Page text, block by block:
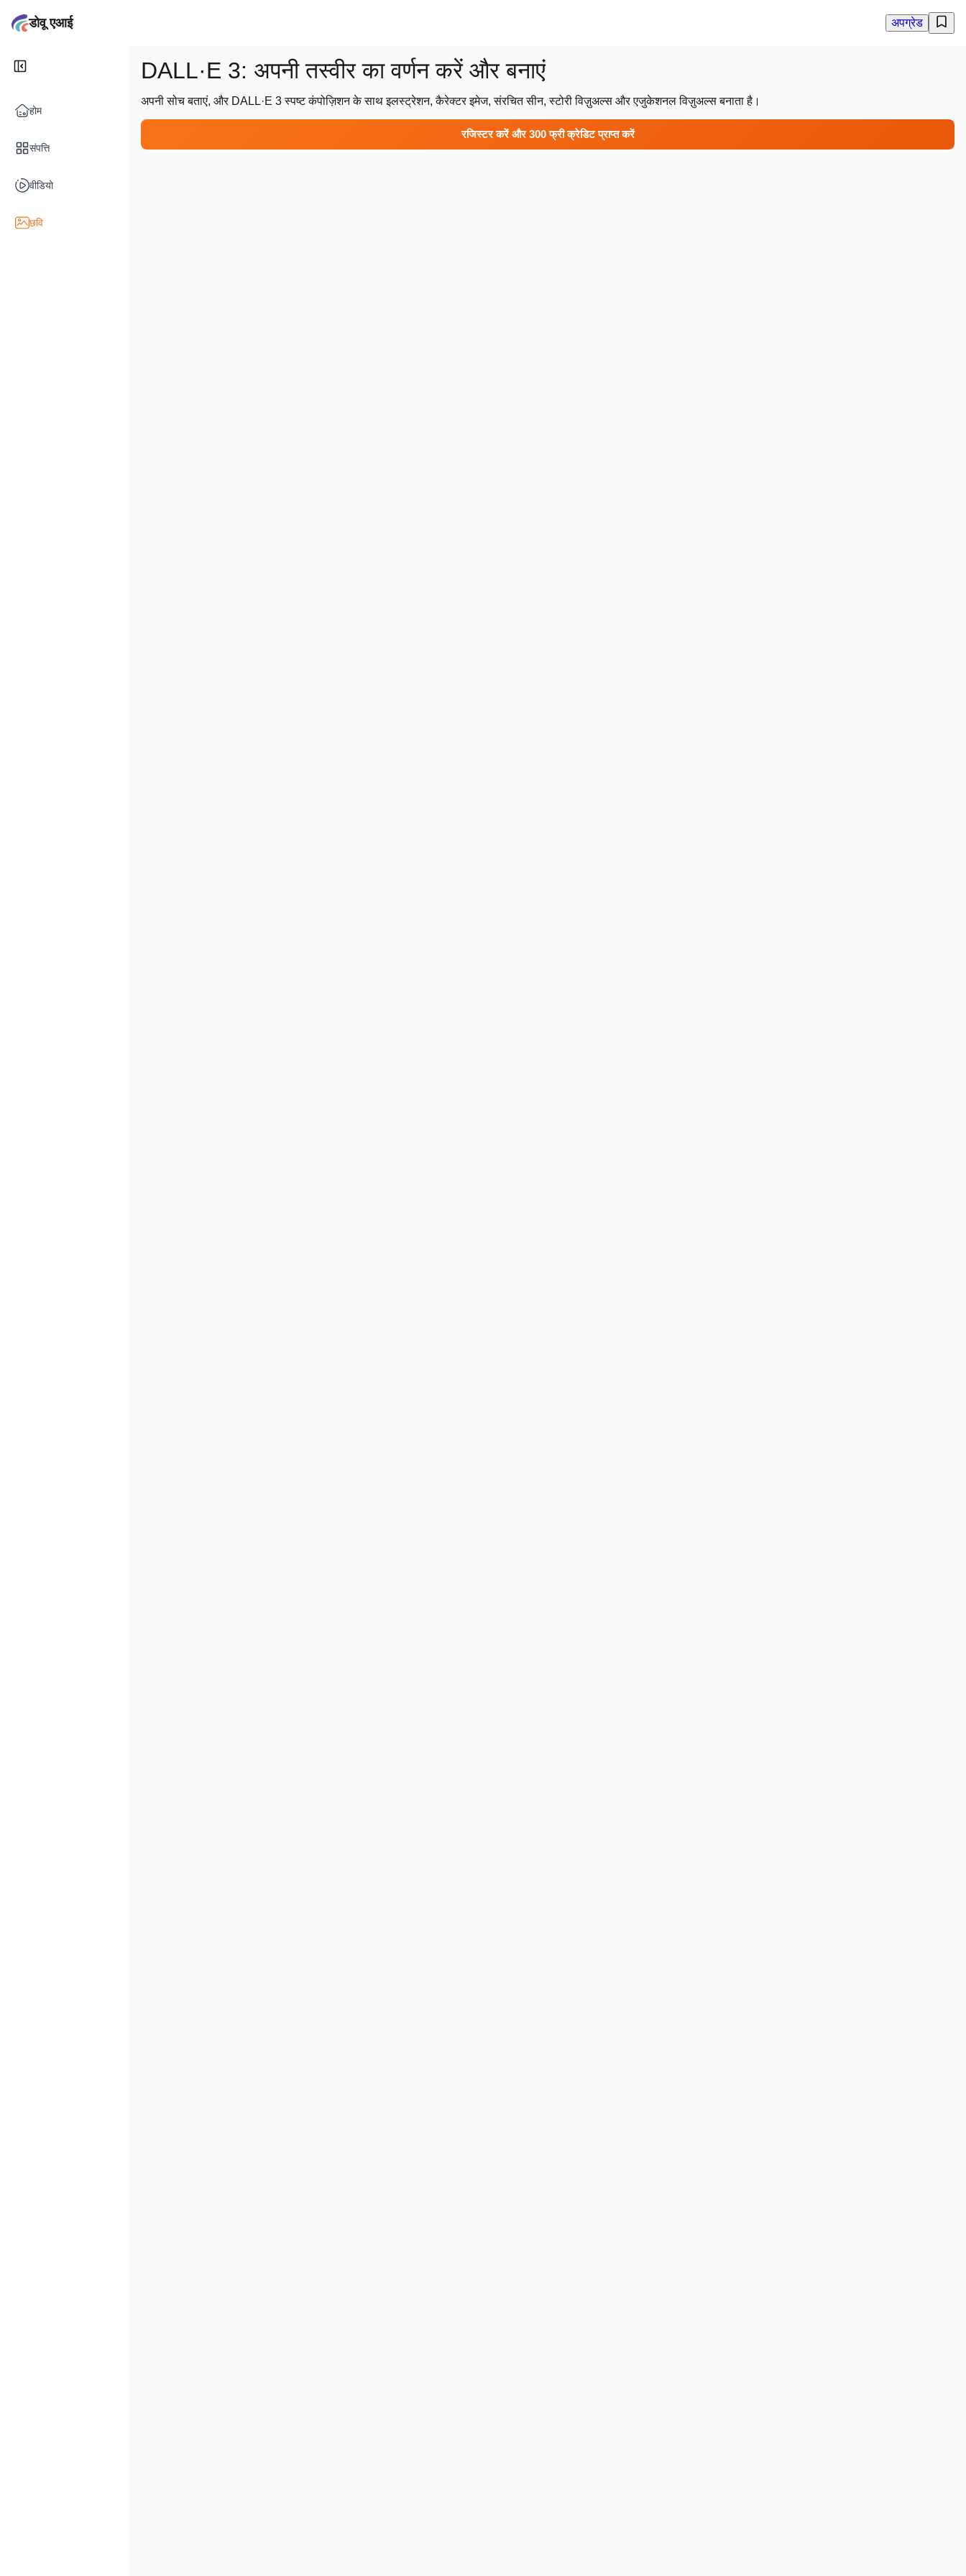
डोवू एआई अपग्रेड
होम
संपत्ति
वीडियो
छवि
DALL·E 3: अपनी तस्वीर का वर्णन करें और बनाएं
अपनी सोच बताएं, और DALL·E 3 स्पष्ट कंपोज़िशन के साथ इलस्ट्रेशन, कैरेक्टर इमेज, संरचित सीन, स्टोरी विज़ुअल्स और एजुकेशनल विज़ुअल्स बनाता है।
रजिस्टर करें और 300 फ्री क्रेडिट प्राप्त करें